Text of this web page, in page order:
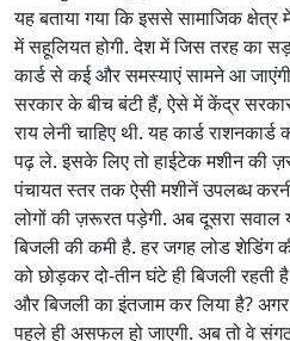
यह बताया गया कि इससे सामाजिक
में सहूलियत होगी. देश में जिस तरह का
कार्ड से कई और समस्याएं सामने आ
सरकार के बीच बंटी हैं, ऐसे में केंद्र
राय लेनी चाहिए थी. यह कार्ड
पढ़ ले. इसके लिए तो हाईटेक मशीन की
पंचायत स्तर तक ऐसी मशीनें उपलब्ध
लोगों की ज़रूरत पड़ेगी. अब दूसरा सवाल
बिजली की कमी है. हर जगह लोड शेडिंग
को छोड़कर दो-तीन घंटे ही बिजली रहती
और बिजली का इंतजाम कर लिया है?
पहले ही असफल हो जाएगी. अब तो वे